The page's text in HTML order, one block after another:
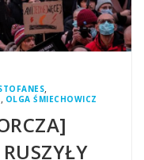
,
, OLGA ŚMIECHOWICZ